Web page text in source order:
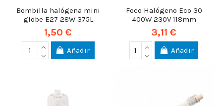
Bombilla halógena mini
globe E27 28W 375L
1,50 €
Añadir
Foco Halógeno Eco 30
400W 230V 118mm
3,11 €
Añadir